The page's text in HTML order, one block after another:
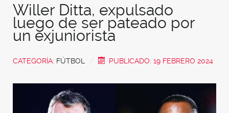
Willer Ditta, expulsado
luego de ser pateado por
un exjuniorista
CATEGORÍA: FÚTBOL PUBLICADO: 19 FEBRERO 2024